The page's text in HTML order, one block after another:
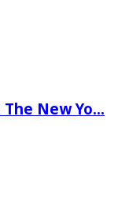
The New Yo...